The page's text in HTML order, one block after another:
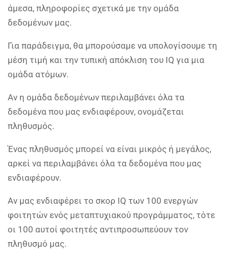
άμεσα, πληροφορίες σχετικά με την ομάδα
δεδομένων μας.
Για παράδειγμα, θα μπορούσαμε να υπολογίσουμε τη
μέση τιμή και την τυπική απόκλιση του IQ για μια
ομάδα ατόμων.
Αν η ομάδα δεδομένων περιλαμβάνει όλα τα
δεδομένα που μας ενδιαφέρουν, ονομάζεται
πληθυσμός.
Ένας πληθυσμός μπορεί να είναι μικρός ή μεγάλος,
αρκεί να περιλαμβάνει όλα τα δεδομένα που μας
ενδιαφέρουν.
Αν μας ενδιαφέρει το σκορ IQ των 100 ενεργών
φοιτητών ενός μεταπτυχιακού προγράμματος, τότε
οι 100 αυτοί φοιτητές αντιπροσωπεύουν τον
πληθυσμό μας.